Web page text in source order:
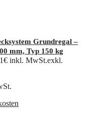
Grundregal –
mm, Typ 150 kg
€ inkl. MwSt.exkl.